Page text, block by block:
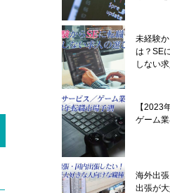
未経験
は？SE
しない
【2023
ゲーム
海外出
出張が